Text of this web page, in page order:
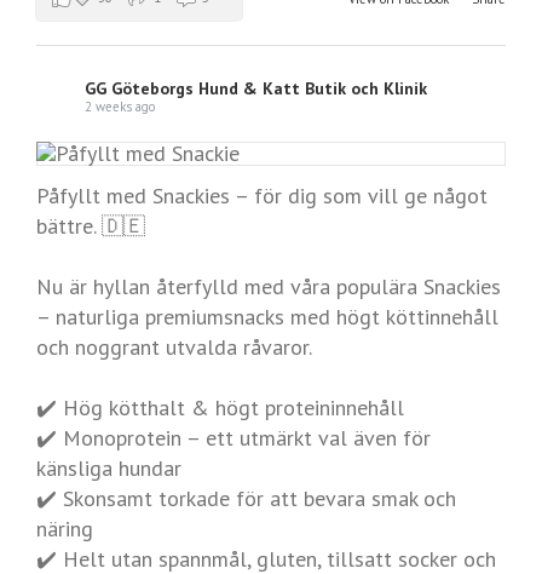
GG Göteborgs Hund & Katt Butik och Klinik
2 weeks ago
Påfyllt med Snackies – för dig som vill ge något
bättre. 🇩🇪
Nu är hyllan återfylld med våra populära Snackies
– naturliga premiumsnacks med högt köttinnehåll
och noggrant utvalda råvaror.
✔️ Hög kötthalt & högt proteininnehåll
✔️ Monoprotein – ett utmärkt val även för
känsliga hundar
✔️ Skonsamt torkade för att bevara smak och
näring
✔️ Helt utan spannmål, gluten, tillsatt socker och